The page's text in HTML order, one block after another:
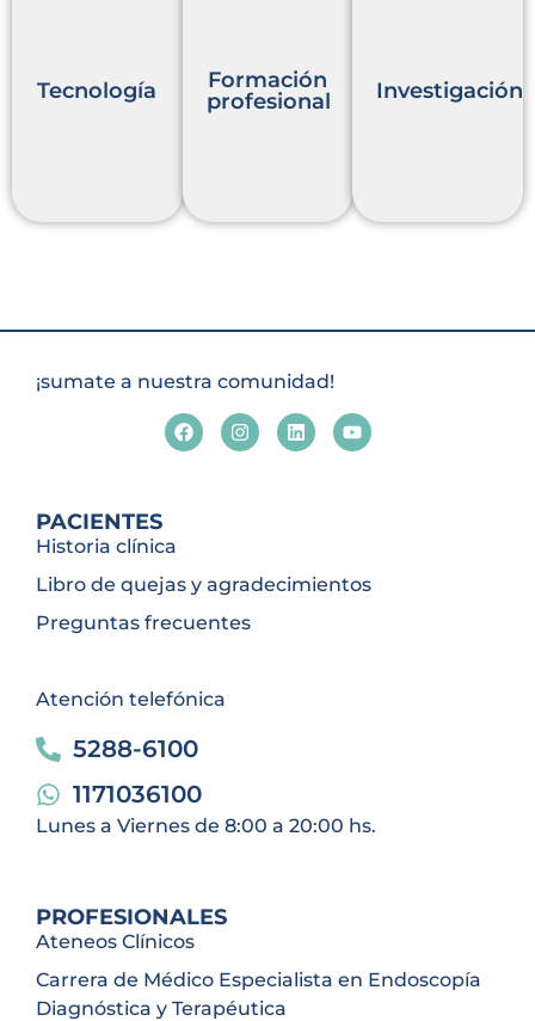
Tecnología
Formación
profesional
Fellowship
Carrera de
Investigación
Ensayos
clínicos
¡sumate a nuestra comunidad!
PACIENTES
Historia clínica
Libro de quejas y agradecimientos
Preguntas frecuentes
Atención telefónica
5288-6100
1171036100
Lunes a Viernes de 8:00 a 20:00 hs.
PROFESIONALES
Ateneos Clínicos
Carrera de Médico Especialista en Endoscopía
Diagnóstica y Terapéutica